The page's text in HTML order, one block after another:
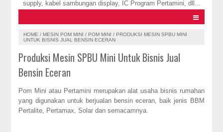
supply, kabel sambungan display, IC Program Pertamini, dll...
HOME /MESIN POM MINI /POM MINI /PRODUKSI MESIN SPBU MINI
UNTUK BISNIS JUAL BENSIN ECERAN
Produksi Mesin SPBU Mini Untuk Bisnis Jual
Bensin Eceran
Pom Mini atau Pertamini merupakan alat usaha bisnis rumahan
yang digunakan untuk berjualan bensin eceran, baik jenis BBM
Pertalite, Pertamax, Solar dan semacamnya.